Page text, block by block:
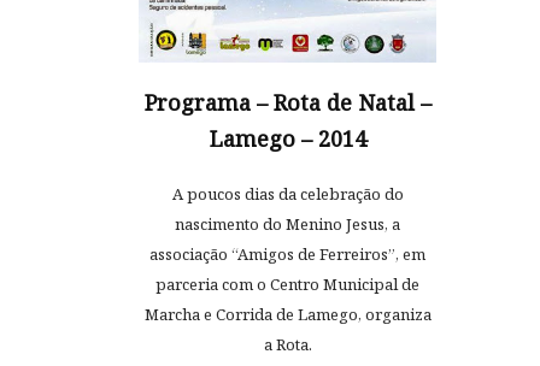
Programa – Rota de Natal –
Lamego – 2014
A poucos dias da celebração do
nascimento do Menino Jesus, a
associação “Amigos de Ferreiros”, em
parceria com o Centro Municipal de
Marcha e Corrida de Lamego, organiza
a Rota.